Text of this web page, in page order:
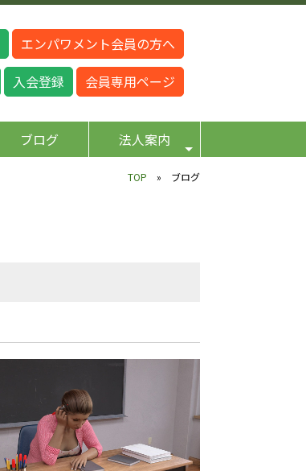
エンパワメント会員の方へ
入会登録 会員専用ページ
ブログ 法人案内
TOP » ブログ